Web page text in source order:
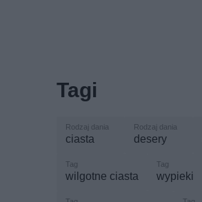
Tagi
ciasta desery
wilgotne ciasta wypieki